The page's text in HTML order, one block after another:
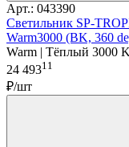
Арт.: 043390
Светильник SP-
Warm3000 (BK, 360
Warm | Тёплый 3000 K
24 49311
₽/шт